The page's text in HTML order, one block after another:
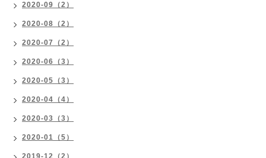
2020-09（2）
2020-08（2）
2020-07（2）
2020-06（3）
2020-05（3）
2020-04（4）
2020-03（3）
2020-01（5）